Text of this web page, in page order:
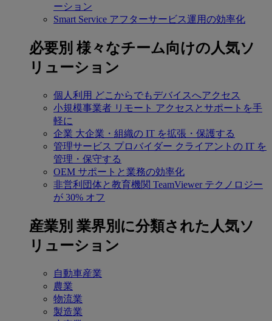
ーション
Smart Service アフターサービス運用の効率化
必要別 様々なチーム向けの人気ソ
リューション
個人利用 どこからでもデバイスへアクセス
小規模事業者 リモート アクセスとサポートを手
軽に
企業 大企業・組織の IT を拡張・保護する
管理サービス プロバイダー クライアントの IT を
管理・保守する
OEM サポートと業務の効率化
非営利団体と教育機関 TeamViewer テクノロジー
が 30% オフ
産業別 業界別に分類された人気ソ
リューション
自動車産業
農業
物流業
製造業